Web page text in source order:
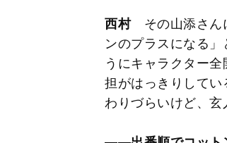
西村その山添さん
ンのプラスになる
うにキャラクター
担がはっきりして
わりづらいけど、玄